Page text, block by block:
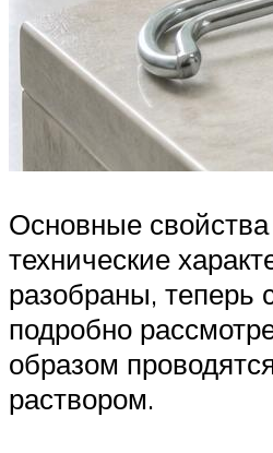
Основные
технические
разобраны, теперь
подробно
образом
раствором.